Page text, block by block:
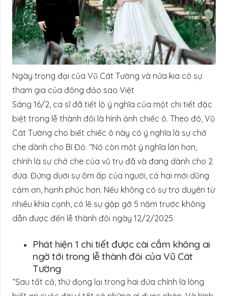
Ngày trọng đại của Vũ Cát Tường và nửa kia có sự
tham gia của đông đảo sao Việt
Sáng 16/2, ca sĩ đã tiết lộ ý nghĩa của một chi tiết đặc
biệt trong lễ thành đôi là hình ảnh chiếc ô. Theo đó, Vũ
Cát Tường cho biết chiếc ô này có ý nghĩa là sự chở
che dành cho Bí Đỏ. “Nó còn một ý nghĩa lớn hơn,
chính là sự chở che của vũ trụ đã và đang dành cho 2
đứa. Đứng dưới sự ôm ấp của người, cả hai mới dũng
cảm ơn, hạnh phúc hơn. Nếu không có sự trợ duyên từ
nhiều khía cạnh, có lẽ sự gặp gỡ 5 năm trước không
dẫn được đến lễ thành đôi ngày 12/2/2025.
Phát hiện 1 chi tiết được cài cắm không ai
ngờ tới trong lễ thành đôi của Vũ Cát
Tường
“Sau tất cả, thứ đọng lại trong hai đứa chính là lòng